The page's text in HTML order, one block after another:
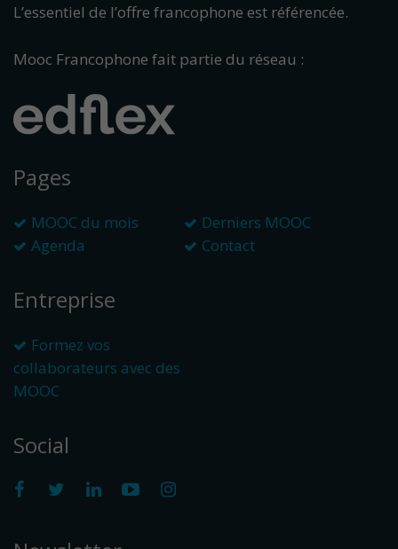
L’essentiel de l’offre francophone est référencée.
Mooc Francophone fait partie du réseau :
Pages
MOOC du mois
Derniers MOOC
Agenda
Contact
Entreprise
Formez vos
collaborateurs avec des
MOOC
Social